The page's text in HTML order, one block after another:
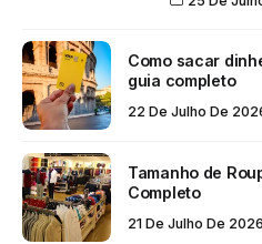
Como sacar
guia completo
22 De Julho De
Tamanho de
Completo
21 De Julho De 2026